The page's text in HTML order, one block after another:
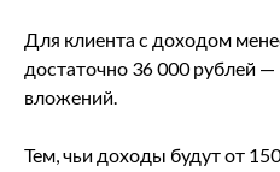
Для клиента с доходом
достаточно 36 000 рублей —
вложений.
Тем, чьи доходы будут от